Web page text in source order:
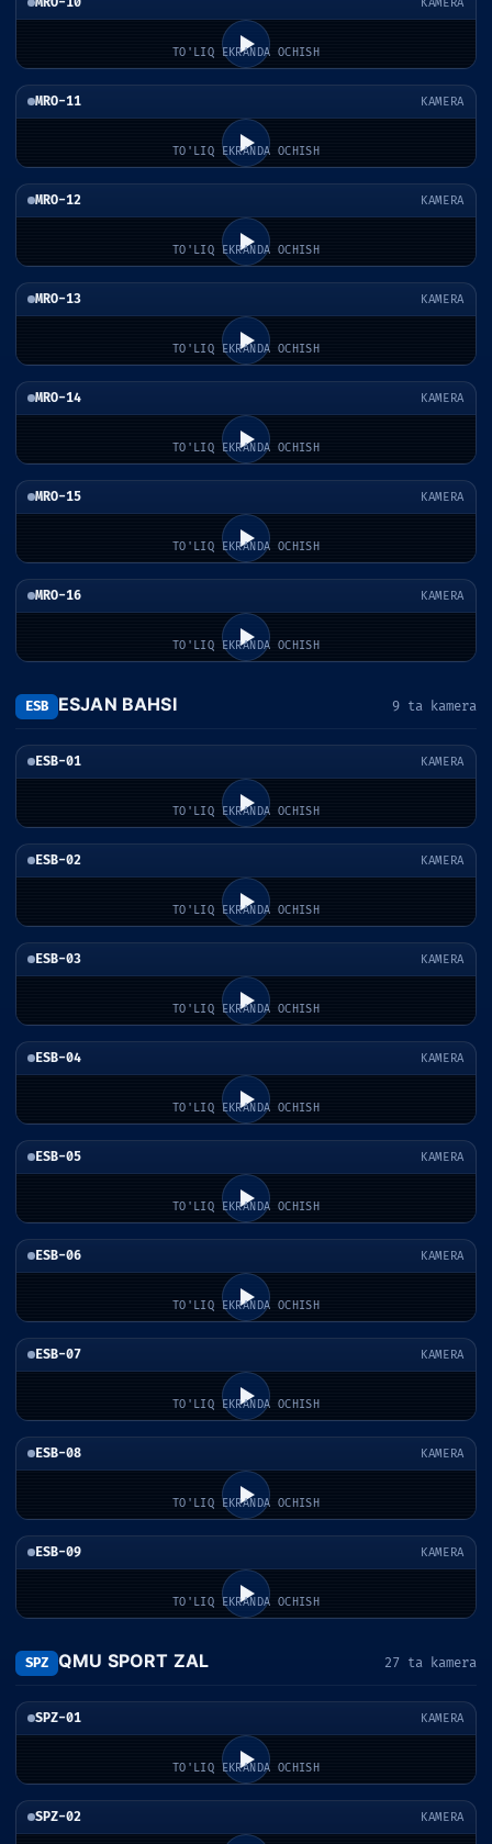
TO'LIQ EKRANDA OCHISH
MRO-11 KAMERA
TO'LIQ EKRANDA OCHISH
MRO-12 KAMERA
TO'LIQ EKRANDA OCHISH
MRO-13 KAMERA
TO'LIQ EKRANDA OCHISH
MRO-14 KAMERA
TO'LIQ EKRANDA OCHISH
MRO-15 KAMERA
TO'LIQ EKRANDA OCHISH
MRO-16 KAMERA
TO'LIQ EKRANDA OCHISH
ESB ESJAN BAHSI 9 ta kamera
ESB-01 KAMERA
TO'LIQ EKRANDA OCHISH
ESB-02 KAMERA
TO'LIQ EKRANDA OCHISH
ESB-03 KAMERA
TO'LIQ EKRANDA OCHISH
ESB-04 KAMERA
TO'LIQ EKRANDA OCHISH
ESB-05 KAMERA
TO'LIQ EKRANDA OCHISH
ESB-06 KAMERA
TO'LIQ EKRANDA OCHISH
ESB-07 KAMERA
TO'LIQ EKRANDA OCHISH
ESB-08 KAMERA
TO'LIQ EKRANDA OCHISH
ESB-09 KAMERA
TO'LIQ EKRANDA OCHISH
SPZ QMU SPORT ZAL 27 ta kamera
SPZ-01 KAMERA
TO'LIQ EKRANDA OCHISH
SPZ-02 KAMERA